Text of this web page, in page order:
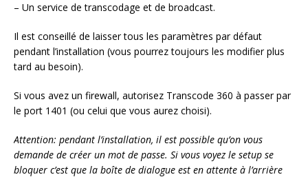
– Un service de transcodage et de broadcast.
Il est conseillé de laisser tous les paramètres par défaut
pendant l’installation (vous pourrez toujours les modifier plus
tard au besoin).
Si vous avez un firewall, autorisez Transcode 360 à passer par
le port 1401 (ou celui que vous aurez choisi).
Attention: pendant l’installation, il est possible qu’on vous
demande de créer un mot de passe. Si vous voyez le setup se
bloquer c’est que la boîte de dialogue est en attente à l’arrière